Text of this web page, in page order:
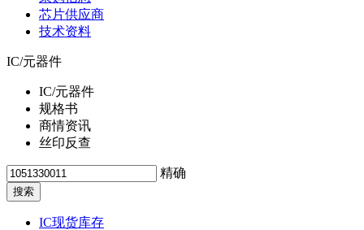
芯片供应商
技术资料
IC/元器件
IC/元器件
规格书
商情资讯
丝印反查
精确
IC现货库存